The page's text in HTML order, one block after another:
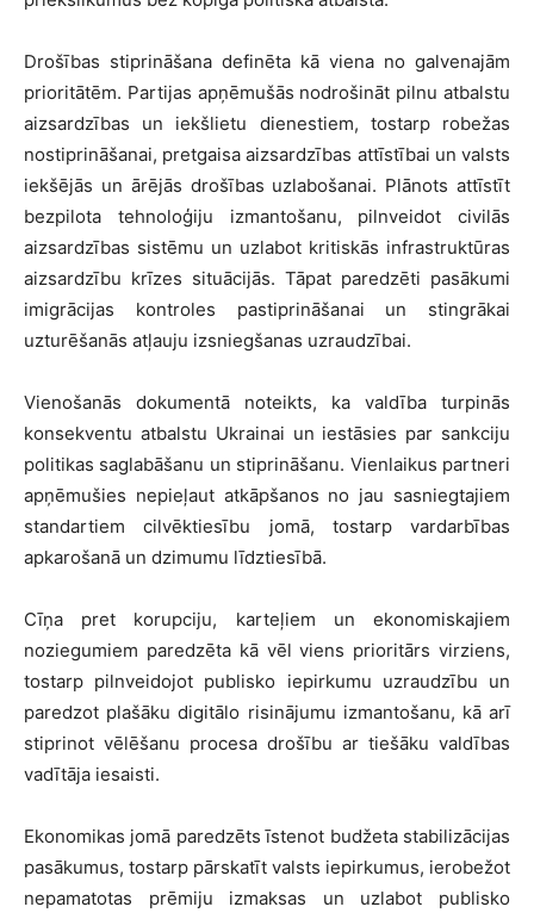
Drošības stiprināšana definēta kā viena no galvenajām
prioritātēm. Partijas apņēmušās nodrošināt pilnu atbalstu
aizsardzības un iekšlietu dienestiem, tostarp robežas
nostiprināšanai, pretgaisa aizsardzības attīstībai un valsts
iekšējās un ārējās drošības uzlabošanai. Plānots attīstīt
bezpilota tehnoloģiju izmantošanu, pilnveidot civilās
aizsardzības sistēmu un uzlabot kritiskās infrastruktūras
aizsardzību krīzes situācijās. Tāpat paredzēti pasākumi
imigrācijas kontroles pastiprināšanai un stingrākai
uzturēšanās atļauju izsniegšanas uzraudzībai.
Vienošanās dokumentā noteikts, ka valdība turpinās
konsekventu atbalstu Ukrainai un iestāsies par sankciju
politikas saglabāšanu un stiprināšanu. Vienlaikus partneri
apņēmušies nepieļaut atkāpšanos no jau sasniegtajiem
standartiem cilvēktiesību jomā, tostarp vardarbības
apkarošanā un dzimumu līdztiesībā.
Cīņa pret korupciju, karteļiem un ekonomiskajiem
noziegumiem paredzēta kā vēl viens prioritārs virziens,
tostarp pilnveidojot publisko iepirkumu uzraudzību un
paredzot plašāku digitālo risinājumu izmantošanu, kā arī
stiprinot vēlēšanu procesa drošību ar tiešāku valdības
vadītāja iesaisti.
Ekonomikas jomā paredzēts īstenot budžeta stabilizācijas
pasākumus, tostarp pārskatīt valsts iepirkumus, ierobežot
nepamatotas prēmiju izmaksas un uzlabot publisko